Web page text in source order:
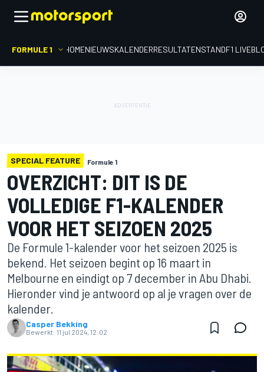
FORMULE 1 HOMENIEUWSKALENDERRESULTATENSTANDF1
SPECIAL FEATURE Formule 1
OVERZICHT: DIT IS DE
VOLLEDIGE F1-KALENDER
VOOR HET SEIZOEN 2025
De Formule 1-kalender voor het seizoen 2025 is
bekend. Het seizoen begint op 16 maart in
Melbourne en eindigt op 7 december in Abu Dhabi.
Hieronder vind je antwoord op al je vragen over de
kalender.
Casper Bekking
Bewerkt: 11 jul 2024, 12:02